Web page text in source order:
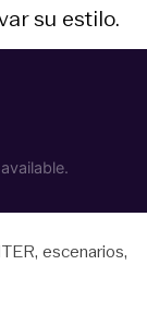
su estilo.
escenarios